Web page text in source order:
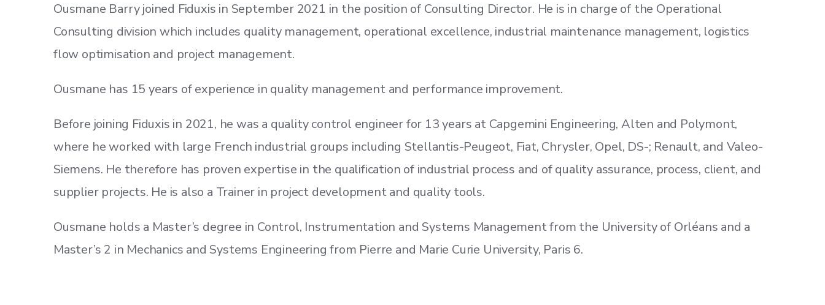
Ousmane Barry joined Fiduxis in September 2021 in the position of Consulting Director. He is in charge of the Operational
Consulting division which includes quality management, operational excellence, industrial maintenance management, logistics
flow optimisation and project management.
Ousmane has 15 years of experience in quality management and performance improvement.
Before joining Fiduxis in 2021, he was a quality control engineer for 13 years at Capgemini Engineering, Alten and Polymont,
where he worked with large French industrial groups including Stellantis-Peugeot, Fiat, Chrysler, Opel, DS-; Renault, and Valeo-
Siemens. He therefore has proven expertise in the qualification of industrial process and of quality assurance, process, client, and
supplier projects. He is also a Trainer in project development and quality tools.
Ousmane holds a Master’s degree in Control, Instrumentation and Systems Management from the University of Orléans and a
Master’s 2 in Mechanics and Systems Engineering from Pierre and Marie Curie University, Paris 6.